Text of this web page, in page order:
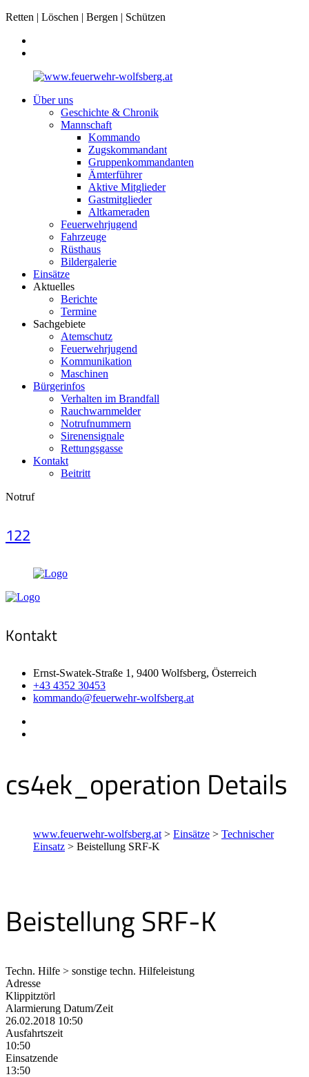
Retten | Löschen | Bergen | Schützen
Über uns
Geschichte & Chronik
Mannschaft
Kommando
Zugskommandant
Gruppenkommandanten
Ämterführer
Aktive Mitglieder
Gastmitglieder
Altkameraden
Feuerwehrjugend
Fahrzeuge
Rüsthaus
Bildergalerie
Einsätze
Aktuelles
Berichte
Termine
Sachgebiete
Atemschutz
Feuerwehrjugend
Kommunikation
Maschinen
Bürgerinfos
Verhalten im Brandfall
Rauchwarnmelder
Notrufnummern
Sirenensignale
Rettungsgasse
Kontakt
Beitritt
Notruf
122
Kontakt
Ernst-Swatek-Straße 1, 9400 Wolfsberg, Österreich
+43 4352 30453
kommando@feuerwehr-wolfsberg.at
cs4ek_operation Details
www.feuerwehr-wolfsberg.at > Einsätze > Technischer
Einsatz > Beistellung SRF-K
Beistellung SRF-K
Techn. Hilfe > sonstige techn. Hilfeleistung
Adresse
Klippitztörl
Alarmierung Datum/Zeit
26.02.2018 10:50
Ausfahrtszeit
10:50
Einsatzende
13:50